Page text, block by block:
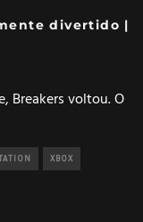
divertido |
Breakers voltou. O
XBOX